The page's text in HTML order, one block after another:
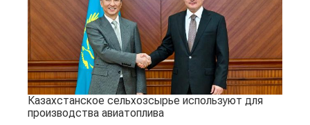
Казахстанское сельхозсырье используют для
производства авиатоплива